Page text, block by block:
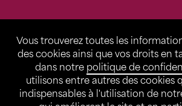
Vous trouverez toutes les
des cookies ainsi que vos droits en
dans notre politique de
utilisons entre autres des cookies
indispensables à l'utilisation de